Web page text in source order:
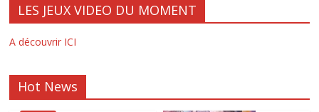
LES JEUX VIDEO DU MOMENT
A découvrir ICI
Hot News